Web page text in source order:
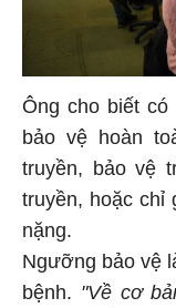
Ông cho biết có
bảo vệ hoàn
truyền, bảo vệ
truyền, hoặc chỉ
nặng.
Ngưỡng bảo vệ
bệnh.
"Về cơ